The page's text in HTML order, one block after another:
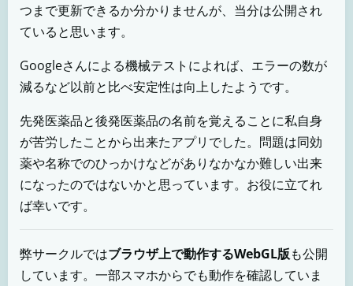
つまで更新できるか分かりませんが、当分は公開され
ていると思います。
Googleさんによる機械テストによれば、エラーの数が
減るなど以前と比べ安定性は向上したようです。
先発医薬品と後発医薬品の名前を覚えることに私自身
が苦労したことから出来たアプリでした。問題は同効
薬や名称でのひっかけなどがありなかなか難しい出来
になったのではないかと思っています。お役に立てれ
ば幸いです。
弊サークルではブラウザ上で動作するWebGL版も公開
しています。一部スマホからでも動作を確認していま